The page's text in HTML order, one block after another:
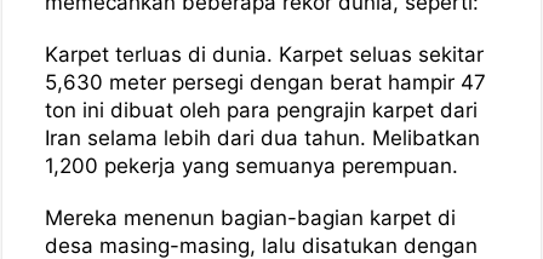
Karpet terluas di dunia. Karpet seluas sekitar
5,630 meter persegi dengan berat hampir 47
ton ini dibuat oleh para pengrajin karpet dari
Iran selama lebih dari dua tahun. Melibatkan
1,200 pekerja yang semuanya perempuan.
Mereka menenun bagian-bagian karpet di
desa masing-masing, lalu disatukan dengan